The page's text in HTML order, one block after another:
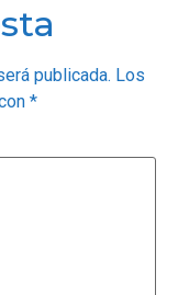
publicada. Los
*